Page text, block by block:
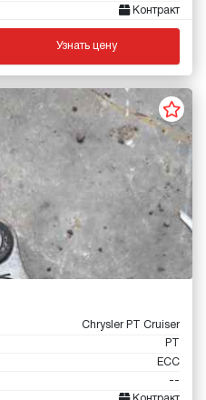
Контракт
Узнать цену
Chrysler PT Cruiser
PT
ECC
--